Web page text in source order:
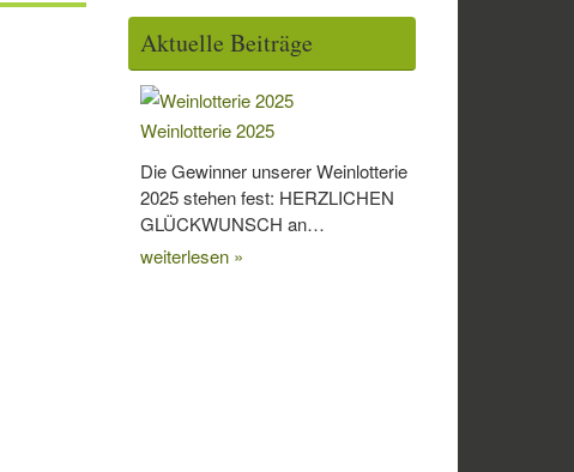
Office 365
Aktuelle Beiträge
Weinlotterie 2025
Die Gewinner unserer Weinlotterie
2025 stehen fest: HERZLICHEN
GLÜCKWUNSCH an…
weiterlesen »